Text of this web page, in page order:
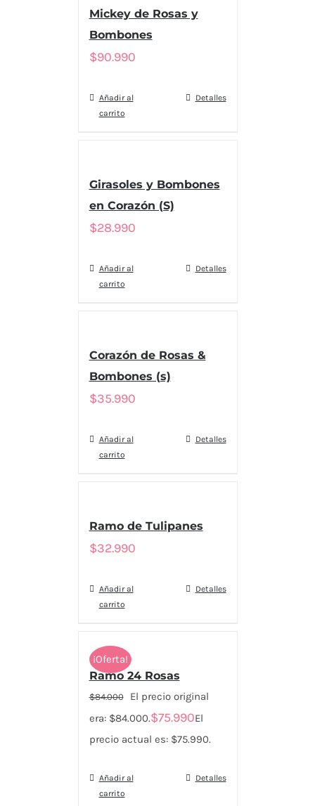
Mickey de Rosas y
Bombones
$90.990
Añadir al
carrito
Detalles
Girasoles y Bombones
en Corazón (S)
$28.990
Añadir al
carrito
Detalles
Corazón de Rosas &
Bombones (s)
$35.990
Añadir al
carrito
Detalles
Ramo de Tulipanes
$32.990
Añadir al
carrito
Detalles
¡Oferta!
Ramo 24 Rosas
$84.000
El precio original
era: $84.000.$75.990El
precio actual es: $75.990.
Añadir al
carrito
Detalles